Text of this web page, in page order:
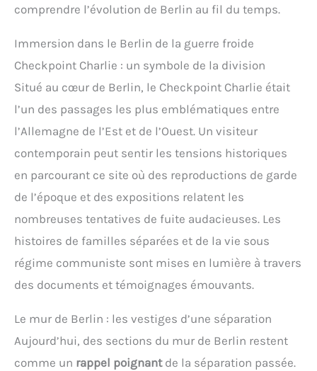
comprendre l’évolution de Berlin au fil du temps.
Immersion dans le Berlin de la guerre froide
Checkpoint Charlie : un symbole de la division
Situé au cœur de Berlin, le Checkpoint Charlie était
l’un des passages les plus emblématiques entre
l’Allemagne de l’Est et de l’Ouest. Un visiteur
contemporain peut sentir les tensions historiques
en parcourant ce site où des reproductions de garde
de l’époque et des expositions relatent les
nombreuses tentatives de fuite audacieuses. Les
histoires de familles séparées et de la vie sous
régime communiste sont mises en lumière à travers
des documents et témoignages émouvants.
Le mur de Berlin : les vestiges d’une séparation
Aujourd’hui, des sections du mur de Berlin restent
comme un rappel poignantde la séparation passée.